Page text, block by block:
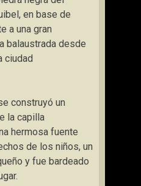
en base de
a una gran
balaustrada desde
ciudad
construyó un
la capilla
hermosa fuente
de los niños, un
y fue bardeado